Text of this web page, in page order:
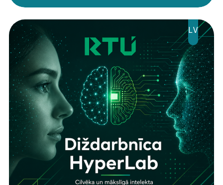
ThreadsFacebookYoutube
X Instagram
Flick TikTok
LV